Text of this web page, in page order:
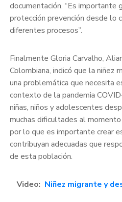
documentación. “Es importante
protección prevención desde lo
diferentes procesos”.
Finalmente Gloria Carvalho,
Colombiana, indicó que la niñez
una problemática que necesita
contexto de la pandemia
niñas, niños y adolescentes
muchas dificultades al
por lo que es importante crear
contribuyan adecuadas que
de esta población.
Video: Niñez migrante y